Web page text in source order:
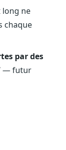
long ne
chaque
par des
— futur